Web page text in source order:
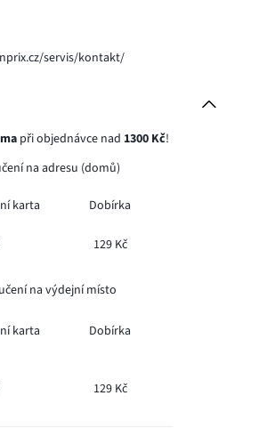
servis/kontakt/
při objednávce nad 1300 Kč!
na adresu (domů)
karta Dobírka
129 Kč
na výdejní místo
karta Dobírka
129 Kč